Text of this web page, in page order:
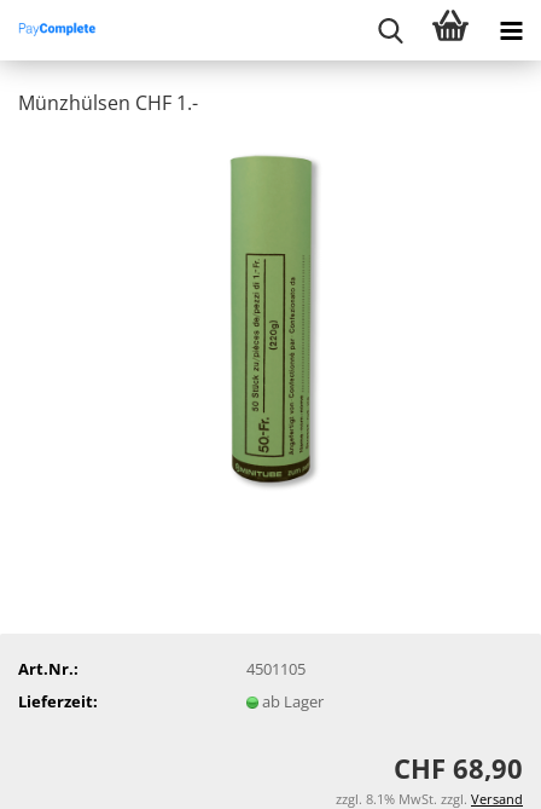
Münzhülsen CHF 1.-
Art.Nr.:
4501105
Lieferzeit:
ab Lager
CHF 68,90
zzgl. 8.1% MwSt. zzgl. Versand